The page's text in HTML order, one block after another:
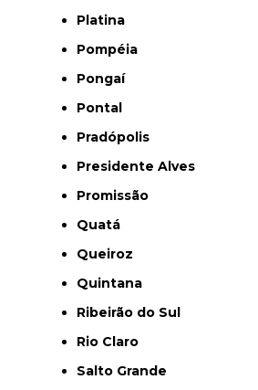
Platina
Pompéia
Pongaí
Pontal
Pradópolis
Presidente Alves
Promissão
Quatá
Queiroz
Quintana
Ribeirão do Sul
Rio Claro
Salto Grande